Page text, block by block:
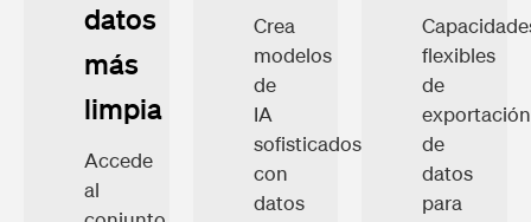
datos
más
limpia
Accede
al
Crea
modelos
de
IA
sofisticados
con
datos
flexibles
de
exportación
de
datos
para